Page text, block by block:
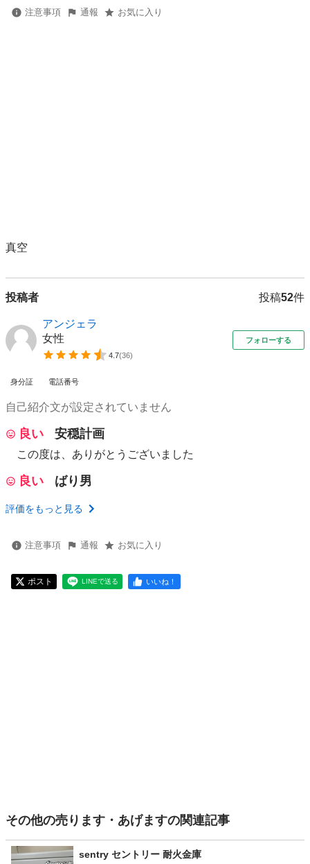
注意事項 通報 お気に入り
真空
投稿者 投稿52件
アンジェラ
女性
4.7(36)
フォローする
身分証 電話番号
自己紹介文が設定されていません
良い 安穏計画
この度は、ありがとうございました
良い ばり男
評価をもっと見る
注意事項 通報 お気に入り
ポスト LINEで送る いいね！
その他の売ります・あげますの関連記事
sentry セントリー 耐火金庫